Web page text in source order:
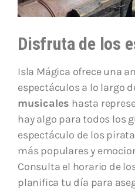
Disfruta de los
Isla Mágica ofrece una
espectáculos a lo largo
musicales hasta
hay algo para todos los
espectáculo de los
más populares y
Consulta el horario de
planifica tu día para